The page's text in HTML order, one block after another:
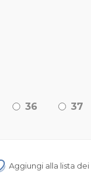
36 37
Aggiungi alla lista